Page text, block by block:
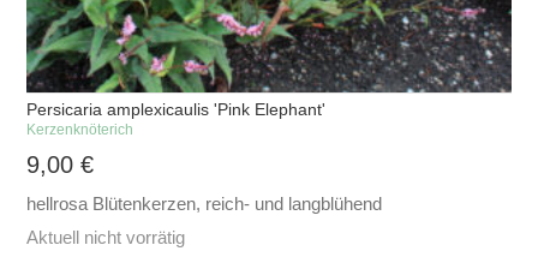
Persicaria amplexicaulis 'Pink Elephant'
Kerzenknöterich
9,00€
hellrosa Blütenkerzen, reich- und langblühend
Aktuell nicht vorrätig